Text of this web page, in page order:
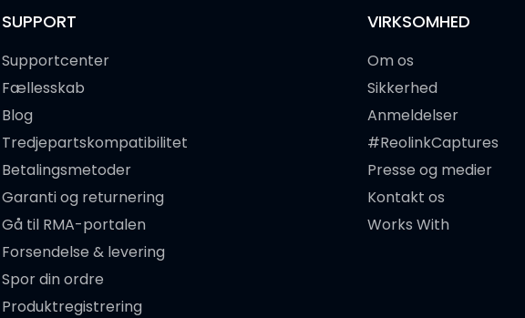
SUPPORT
Supportcenter
Fællesskab
Blog
Tredjepartskompatibilitet
Betalingsmetoder
Garanti og returnering
Gå til RMA-portalen
Forsendelse & levering
Spor din ordre
Produktregistrering
VIRKSOMHED
Om os
Sikkerhed
Anmeldelser
#ReolinkCaptures
Presse og medier
Kontakt os
Works With